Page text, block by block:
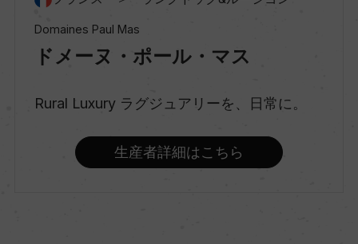
スティルワイン
味わい
Domaines Paul Mas
ドメーヌ・ポール・マス
Rural Luxury ラグジュアリーを、日常に。
生産者詳細はこちら